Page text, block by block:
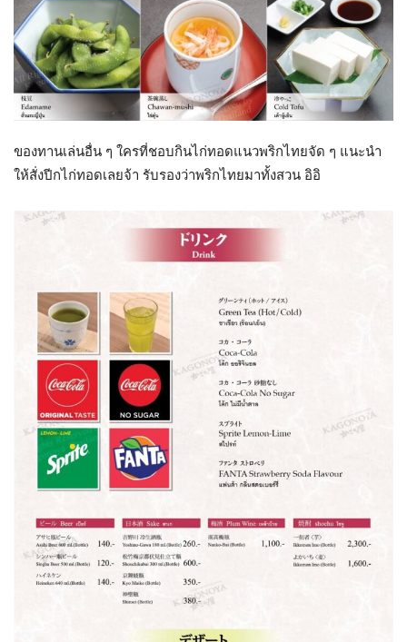
ของทานเล่นอื่น ๆ ใครที่ชอบกินไก่ทอดแนวพริกไทยจัด ๆ แนะนำ
ให้สั่งปีกไก่ทอดเลยจ้า รับรองว่าพริกไทยมาทั้งสวน อิอิ